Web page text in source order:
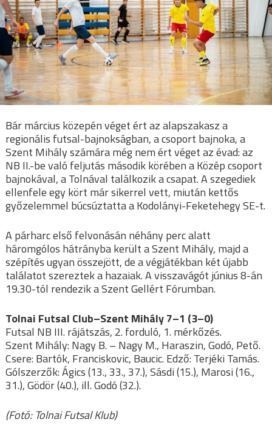
Bár március közepén véget ért az alapszakasz a
regionális futsal-bajnokságban, a csoport bajnoka, a
Szent Mihály számára még nem ért véget az évad: az
NB II.-be való feljutás második körében a Közép csoport
bajnokával, a Tolnával találkozik a csapat. A szegediek
ellenfele egy kört már sikerrel vett, miután kettős
győzelemmel búcsúztatta a Kodolányi-Feketehegy SE-t.
A párharc első felvonásán néhány perc alatt
háromgólos hátrányba került a Szent Mihály, majd a
szépítés ugyan összejött, de a végjátékban két újabb
találatot szereztek a hazaiak. A visszavágót június 8-án
19.30-tól rendezik a Szent Gellért Fórumban.
Tolnai Futsal Club–Szent Mihály 7–1 (3–0)
Futsal NB III. rájátszás, 2. forduló, 1. mérkőzés.
Szent Mihály: Nagy B. – Nagy M., Haraszin, Godó, Pető.
Csere: Bartók, Franciskovic, Baucic. Edző: Terjéki Tamás.
Gólszerzők: Ágics (13., 33., 37.), Sásdi (15.), Marosi (16.,
31.), Gödör (40.), ill. Godó (32.).
(Fotó: Tolnai Futsal Klub)